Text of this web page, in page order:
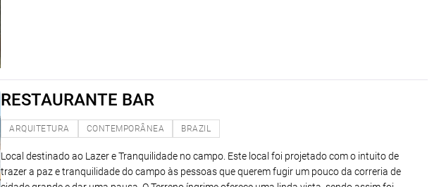
RESTAURANTE BAR
ARQUITETURA CONTEMPORÂNEA BRAZIL
Local destinado ao Lazer e Tranquilidade no campo. Este local foi projetado com o intuito de
trazer a paz e tranquilidade do campo às pessoas que querem fugir um pouco da correria de